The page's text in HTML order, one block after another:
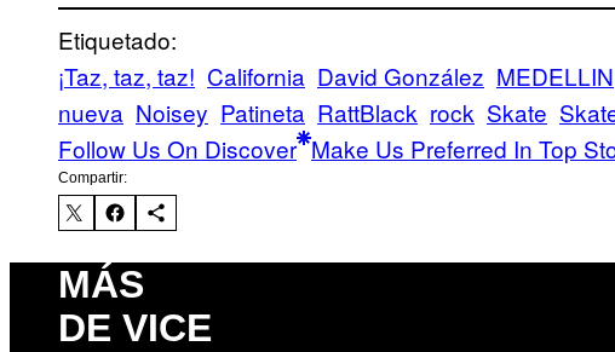
Etiquetado:
¡Taz, taz, taz! California David González MEDELLIN
nueva Noisey Patineta RattBlack rock Skate
Follow Us On Discover Make Us Preferred In Top
Compartir:
MÁS
DE VICE